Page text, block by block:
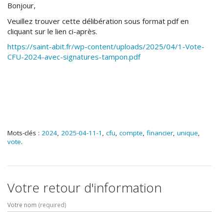
Bonjour,
Veuillez trouver cette délibération sous format pdf en
cliquant sur le lien ci-après.
https://saint-abit.fr/wp-content/uploads/2025/04/1-Vote-
CFU-2024-avec-signatures-tampon.pdf
Mots-clés : 2024, 2025-04-11-1 , cfu, compte, financier, unique,
vote.
Votre retour d'information
Votre nom (required)